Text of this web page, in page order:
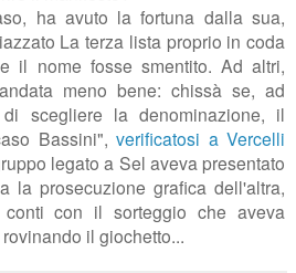
ha avuto la fortuna dalla sua,
La terza lista proprio in coda
il nome fosse smentito. Ad altri,
meno bene: chissà se, ad
scegliere la denominazione, il
Bassini",verificatosi a Vercelli
legato a Sel aveva presentato
la prosecuzione grafica dell'altra,
con il sorteggio che aveva
il giochetto...